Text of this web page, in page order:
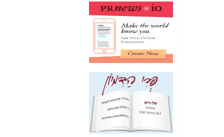
תקשורת עזר לקב'
כאן
מה מקור ה-Fake
News שהביא לתפירת
תיק לביבי והעלמת
החשודים הנכונים -כאן
אחת הרגליים של "תיק
4000 התפור"
התמוטטה היום
בניצחון (כפול) של בזק
כאן
איך כתבות מפנקות